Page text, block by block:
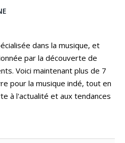
dans la musique, et
par la découverte de
Voici maintenant plus de 7
pour la musique indé, tout en
à l'actualité et aux tendances